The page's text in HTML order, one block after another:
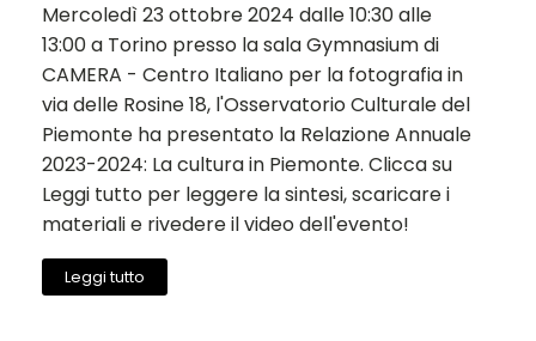
Mercoledì 23 ottobre 2024 dalle 10:30 alle
13:00 a Torino presso la sala Gymnasium di
CAMERA - Centro Italiano per la fotografia in
via delle Rosine 18, l'Osservatorio Culturale del
Piemonte ha presentato la Relazione Annuale
2023-2024: La cultura in Piemonte. Clicca su
Leggi tutto per leggere la sintesi, scaricare i
materiali e rivedere il video dell'evento!
Leggi tutto